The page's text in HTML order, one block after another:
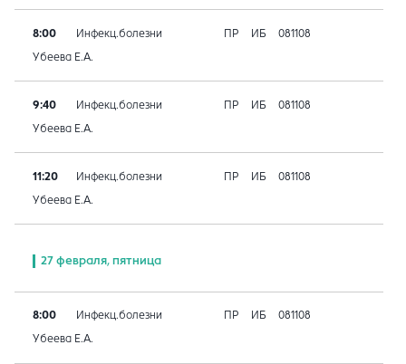
8:00 Инфекц.болезни ПР ИБ 081108
Убеева Е.А.
9:40 Инфекц.болезни ПР ИБ 081108
Убеева Е.А.
11:20 Инфекц.болезни ПР ИБ 081108
Убеева Е.А.
27 февраля, пятница
8:00 Инфекц.болезни ПР ИБ 081108
Убеева Е.А.